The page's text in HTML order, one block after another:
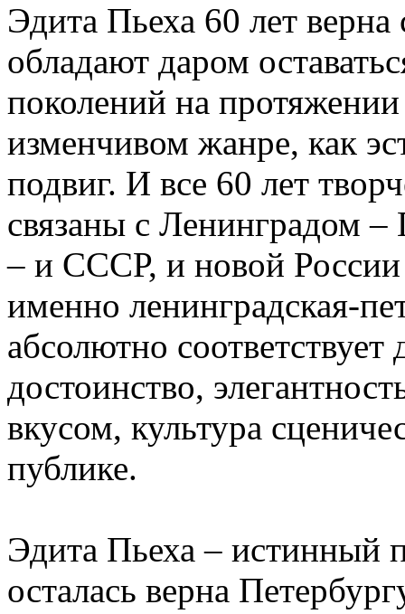
Эдита Пьеха 60 лет
обладают даром
поколений на
изменчивом жанре, как
подвиг. И все 60 лет
связаны с Ленинградом
– и СССР, и новой
именно ленинградская-
абсолютно соответствует
достоинство,
вкусом, культура
публике.
Эдита Пьеха – истинный
осталась верна